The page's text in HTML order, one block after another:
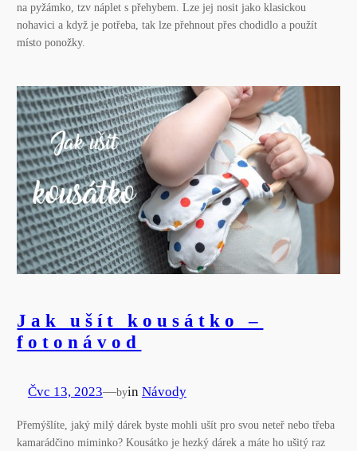
na pyžámko, tzv náplet s přehybem. Lze jej nosit jako klasickou
nohavici a když je potřeba, tak lze přehnout přes chodidlo a použít
místo ponožky.
Jak ušít kousátko –
fotonávod
Čvc 13, 2023—byin Návody
Přemýšlíte, jaký milý dárek byste mohli ušít pro svou neteř nebo třeba
kamarádčino miminko? Kousátko je hezký dárek a máte ho ušitý raz